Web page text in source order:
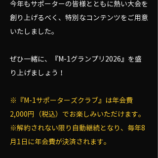
今年もサポーターの皆様とともに熱い大会を
創り上げるべく、特別なコンテンツをご用意
いたしました。
ぜひ一緒に、『M-1グランプリ2026』を盛
り上げましょう！
※『M-1サポーターズクラブ』は年会費
2,000円（税込）でお楽しみいただけます。
※解約されない限り自動継続となり、毎年8
月1日に年会費が決済されます。